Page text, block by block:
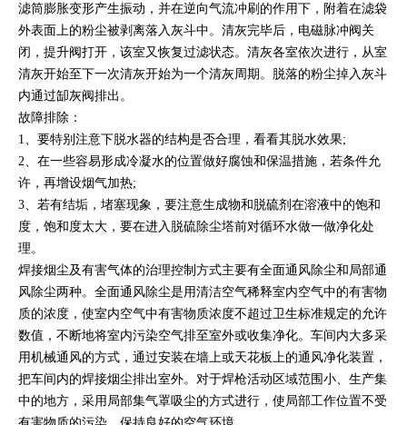
滤筒膨胀变形产生振动，并在逆向气流冲刷的作用下，附着在滤袋
外表面上的粉尘被剥离落入灰斗中。清灰完毕后，电磁脉冲阀关
闭，提升阀打开，该室又恢复过滤状态。清灰各室依次进行，从室
清灰开始至下一次清灰开始为一个清灰周期。脱落的粉尘掉入灰斗
内通过缷灰阀排出。
故障排除：
1、要特别注意下脱水器的结构是否合理，看看其脱水效果;
2、在一些容易形成冷凝水的位置做好腐蚀和保温措施，若条件允
许，再增设烟气加热;
3、若有结垢，堵塞现象，要注意生成物和脱硫剂在溶液中的饱和
度，饱和度太大，要在进入脱硫除尘塔前对循环水做一做净化处
理。
焊接烟尘及有害气体的治理控制方式主要有全面通风除尘和局部通
风除尘两种。全面通风除尘是用清洁空气稀释室内空气中的有害物
质的浓度，使室内空气中有害物质浓度不超过卫生标准规定的允许
数值，不断地将室内污染空气排至室外或收集净化。车间内大多采
用机械通风的方式，通过安装在墙上或天花板上的通风净化装置，
把车间内的焊接烟尘排出室外。对于焊枪活动区域范围小、生产集
中的地方，采用局部集气罩吸尘的方式进行，使局部工作位置不受